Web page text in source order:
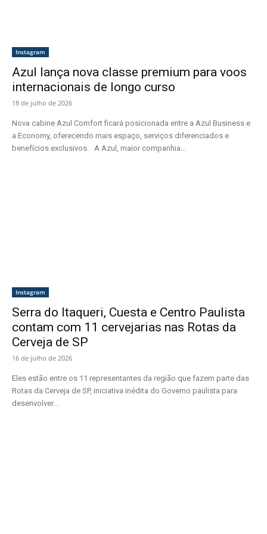
Instagram
Azul lança nova classe premium para voos
internacionais de longo curso
18 de julho de 2026
Nova cabine Azul Comfort ficará posicionada entre a Azul Business e
a Economy, oferecendo mais espaço, serviços diferenciados e
benefícios exclusivos. A Azul, maior companhia...
Instagram
Serra do Itaqueri, Cuesta e Centro Paulista
contam com 11 cervejarias nas Rotas da
Cerveja de SP
16 de julho de 2026
Eles estão entre os 11 representantes da região que fazem parte das
Rotas da Cerveja de SP, iniciativa inédita do Governo paulista para
desenvolver...